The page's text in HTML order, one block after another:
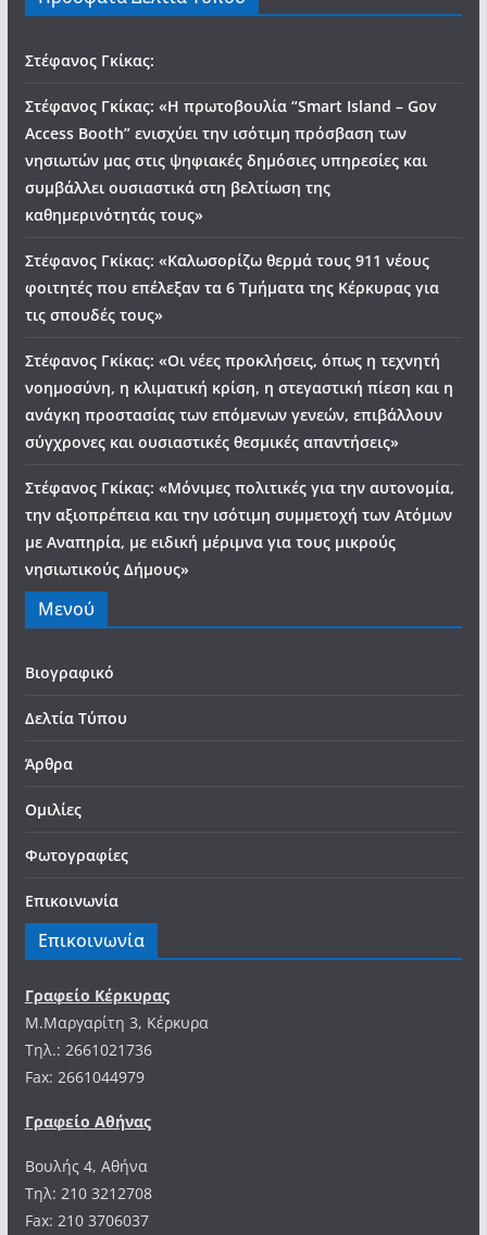
Στέφανος Γκίκας:
Στέφανος Γκίκας: «Η πρωτοβουλία “Smart Island – Gov
Access Booth” ενισχύει την ισότιμη πρόσβαση των
νησιωτών μας στις ψηφιακές δημόσιες υπηρεσίες και
συμβάλλει ουσιαστικά στη βελτίωση της
καθημερινότητάς τους»
Στέφανος Γκίκας: «Καλωσορίζω θερμά τους 911 νέους
φοιτητές που επέλεξαν τα 6 Τμήματα της Κέρκυρας για
τις σπουδές τους»
Στέφανος Γκίκας: «Οι νέες προκλήσεις, όπως η τεχνητή
νοημοσύνη, η κλιματική κρίση, η στεγαστική πίεση και η
ανάγκη προστασίας των επόμενων γενεών, επιβάλλουν
σύγχρονες και ουσιαστικές θεσμικές απαντήσεις»
Στέφανος Γκίκας: «Μόνιμες πολιτικές για την αυτονομία,
την αξιοπρέπεια και την ισότιμη συμμετοχή των Ατόμων
με Αναπηρία, με ειδική μέριμνα για τους μικρούς
νησιωτικούς Δήμους»
Μενού
Βιογραφικό
Δελτία Τύπου
Άρθρα
Ομιλίες
Φωτογραφίες
Επικοινωνία
Επικοινωνία
Γραφείο Κέρκυρας
Μ.Μαργαρίτη 3, Κέρκυρα
Tηλ.: 2661021736
Fax: 2661044979
Γραφείο Αθήνας
Βουλής 4, Αθήνα
Τηλ: 210 3212708
Fax: 210 3706037